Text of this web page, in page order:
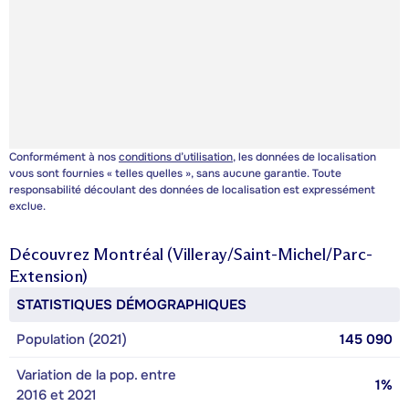
Conformément à nosconditions d’utilisation, les données de localisation
vous sont fournies « telles quelles », sans aucune garantie. Toute
responsabilité découlant des données de localisation est expressément
exclue.
Découvrez Montréal (Villeray/Saint-Michel/Parc-
Extension)
STATISTIQUES DÉMOGRAPHIQUES
Population (2021)
145 090
Variation de la pop. entre
2016 et 2021
1%